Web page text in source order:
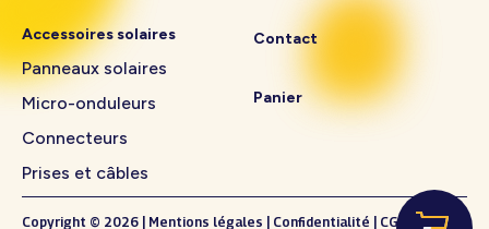
Accessoires solaires
Panneaux solaires
Micro-onduleurs
Connecteurs
Prises et câbles
Contact
Panier
Copyright © 2026 Mentions légales Confidentialité CGV